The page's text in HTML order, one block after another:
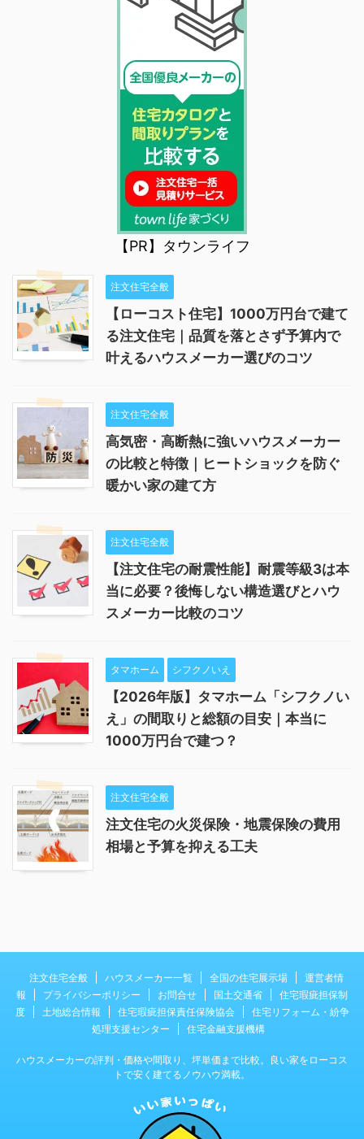
【PR】タウンライフ
注文住宅全般
【ローコスト住宅】1000万円台で建て
る注文住宅｜品質を落とさず予算内で
叶えるハウスメーカー選びのコツ
注文住宅全般
高気密・高断熱に強いハウスメーカー
の比較と特徴｜ヒートショックを防ぐ
暖かい家の建て方
注文住宅全般
【注文住宅の耐震性能】耐震等級3は本
当に必要？後悔しない構造選びとハウ
スメーカー比較のコツ
タマホーム シフクノいえ
【2026年版】タマホーム「シフクノい
え」の間取りと総額の目安｜本当に
1000万円台で建つ？
注文住宅全般
注文住宅の火災保険・地震保険の費用
相場と予算を抑える工夫
注文住宅全般 ハウスメーカー一覧 全国の住宅展示場
運営者情
報
プライバシーポリシー お問合せ 国土交通省
住宅瑕疵担保制
度
土地総合情報 住宅瑕疵担保責任保険協会
住宅リフォーム・紛争
処理支援センター
住宅金融支援機構
ハウスメーカーの評判・価格や間取り、坪単価まで比較。良い家をローコス
トで安く建てるノウハウ満載。